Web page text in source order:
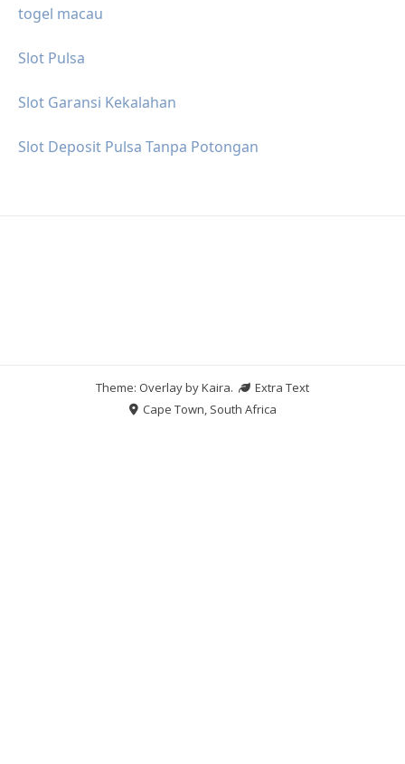
togel macau
Slot Pulsa
Slot Garansi Kekalahan
Slot Deposit Pulsa Tanpa Potongan
Theme: Overlay byKaira.
Extra Text
Cape Town, South Africa